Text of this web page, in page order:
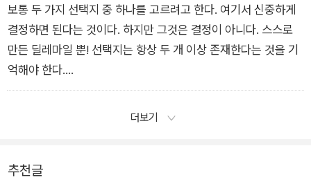
한다.)
무엇을 선택하든 마음을 단단히 먹어야 한다. 분명 다른 사람들은
당신이 틀렸다고 말할 테니까.
_02. 그 일을 왜 하는가?
항상 진이 다 빠진다. 그 스트레스가 내 동기부여에도 영향을 미
쳐 다시는 그곳을 방문하고 싶지 않을 정도였다.
그러던 어느 날, 나는 이 문제에 새롭게 접근했다. 나는 굉장히 천
천히 운전하고, 급커브를 돌아도 아이가 멀미를 하지 않을 정도로
속도를 늦췄다. 이렇게 천천히 운전하니, 나는 짧은 시간이나마
눈을 돌려 주변의 경치를 즐길 수 있는 여유가 생겼다. 나를 감싸
바로 뒤에 바짝 따라붙는 차들이었다. 그럴 때마다 거울에 뒤차가
보통 두 가지 선택지 중 하나를 고르려고 한다. 여기서 신중하게
결정하면 된다는 것이다. 하지만 그것은 결정이 아니다. 스스로
만든 딜레마일 뿐! 선택지는 항상 두 개 이상 존재한다는 것을 기
억해야 한다.
선택권이 하나밖에 없다는 말은 “선택의 여지가 없다”라는 말과
같은데, 가만히 생각해보면 이것은 잘못된 말이다. 적어도 ‘아무
이다. 두 가지 선택권만 있으면 사람들은 그 둘의 장단점만 비교
더보기
추천글